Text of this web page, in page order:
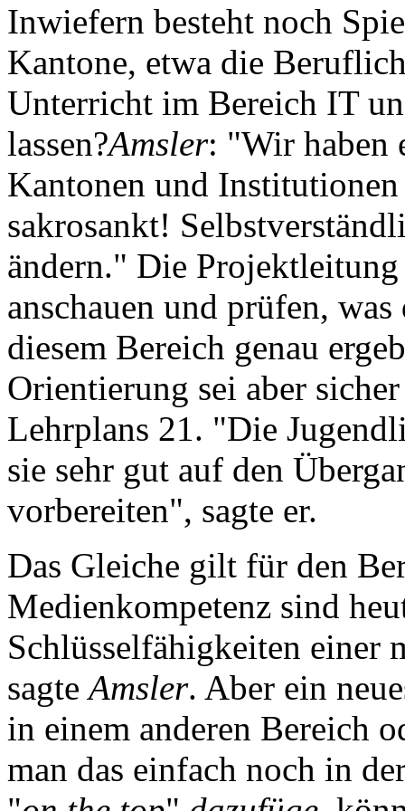
Inwiefern besteht noch
Kantone, etwa die
Unterricht im Bereich IT
lassen?Amsler: "Wir haben
Kantonen und
sakrosankt!
ändern." Die
anschauen und prüfen,
diesem Bereich genau
Orientierung sei aber
Lehrplans 21. "Die
sie sehr gut auf den
vorbereiten", sagte er.
Das Gleiche gilt für den
Medienkompetenz sind
Schlüsselfähigkeiten einer
sagteAmsler. Aber ein
in einem anderen Bereich
man das einfach noch in